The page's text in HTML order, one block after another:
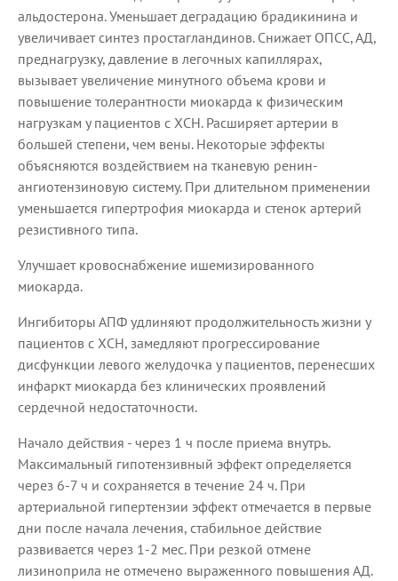
альдостерона. Уменьшает деградацию брадикинина и
увеличивает синтез простагландинов. Снижает ОПСС, АД,
преднагрузку, давление в легочных капиллярах,
вызывает увеличение минутного объема крови и
повышение толерантности миокарда к физическим
нагрузкам у пациентов с ХСН. Расширяет артерии в
большей степени, чем вены. Некоторые эффекты
объясняются воздействием на тканевую ренин-
ангиотензиновую систему. При длительном применении
уменьшается гипертрофия миокарда и стенок артерий
резистивного типа.
Улучшает кровоснабжение ишемизированного
миокарда.
Ингибиторы АПФ удлиняют продолжительность жизни у
пациентов с ХСН, замедляют прогрессирование
дисфункции левого желудочка у пациентов, перенесших
инфаркт миокарда без клинических проявлений
сердечной недостаточности.
Начало действия - через 1 ч после приема внутрь.
Максимальный гипотензивный эффект определяется
через 6-7 ч и сохраняется в течение 24 ч. При
артериальной гипертензии эффект отмечается в первые
дни после начала лечения, стабильное действие
развивается через 1-2 мес. При резкой отмене
лизиноприла не отмечено выраженного повышения АД.